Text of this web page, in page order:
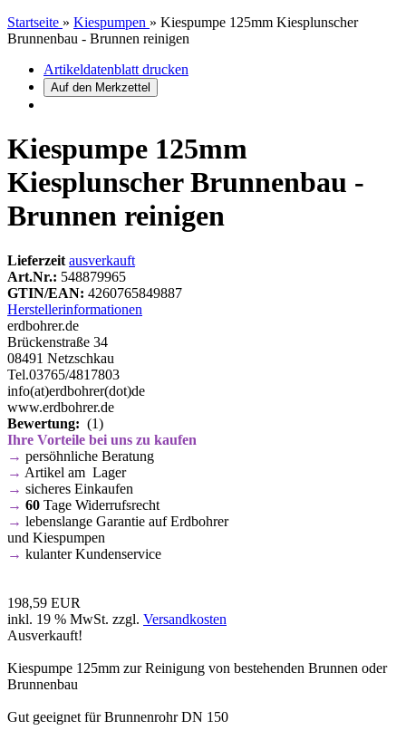
Startseite » Kiespumpen » Kiespumpe 125mm Kiesplunscher
Brunnenbau - Brunnen reinigen
Artikeldatenblatt drucken
Kiespumpe 125mm
Kiesplunscher Brunnenbau -
Brunnen reinigen
Lieferzeit ausverkauft
Art.Nr.: 548879965
GTIN/EAN: 4260765849887
Herstellerinformationen
erdbohrer.de
Brückenstraße 34
08491 Netzschkau
Tel.03765/4817803
info(at)erdbohrer(dot)de
www.erdbohrer.de
Bewertung: (1)
Ihre Vorteile bei uns zu kaufen
→ persöhnliche Beratung
→ Artikel am Lager
→ sicheres Einkaufen
→ 60 Tage Widerrufsrecht
→ lebenslange Garantie auf Erdbohrer
und Kiespumpen
→ kulanter Kundenservice
198,59 EUR
inkl. 19 % MwSt. zzgl. Versandkosten
Ausverkauft!
Kiespumpe 125mm zur Reinigung von bestehenden Brunnen oder
Brunnenbau
Gut geeignet für Brunnenrohr DN 150